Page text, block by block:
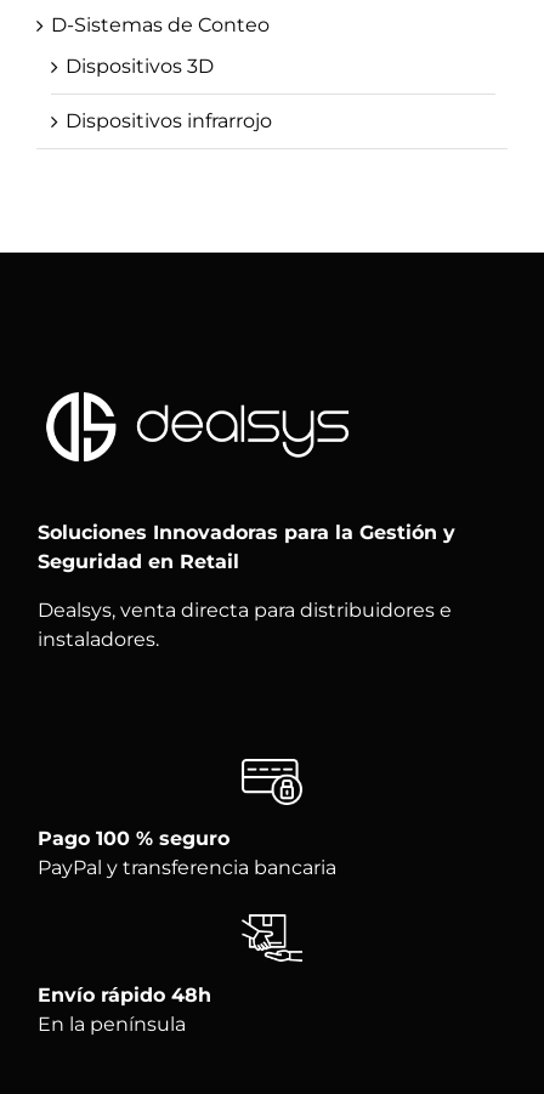
D-Sistemas de Conteo
Dispositivos 3D
Dispositivos infrarrojo
Soluciones Innovadoras para la Gestión y
Seguridad en Retail
Dealsys, venta directa para distribuidores e
instaladores.
Pago 100 % seguro
PayPal y transferencia bancaria
Envío rápido 48h
En la península